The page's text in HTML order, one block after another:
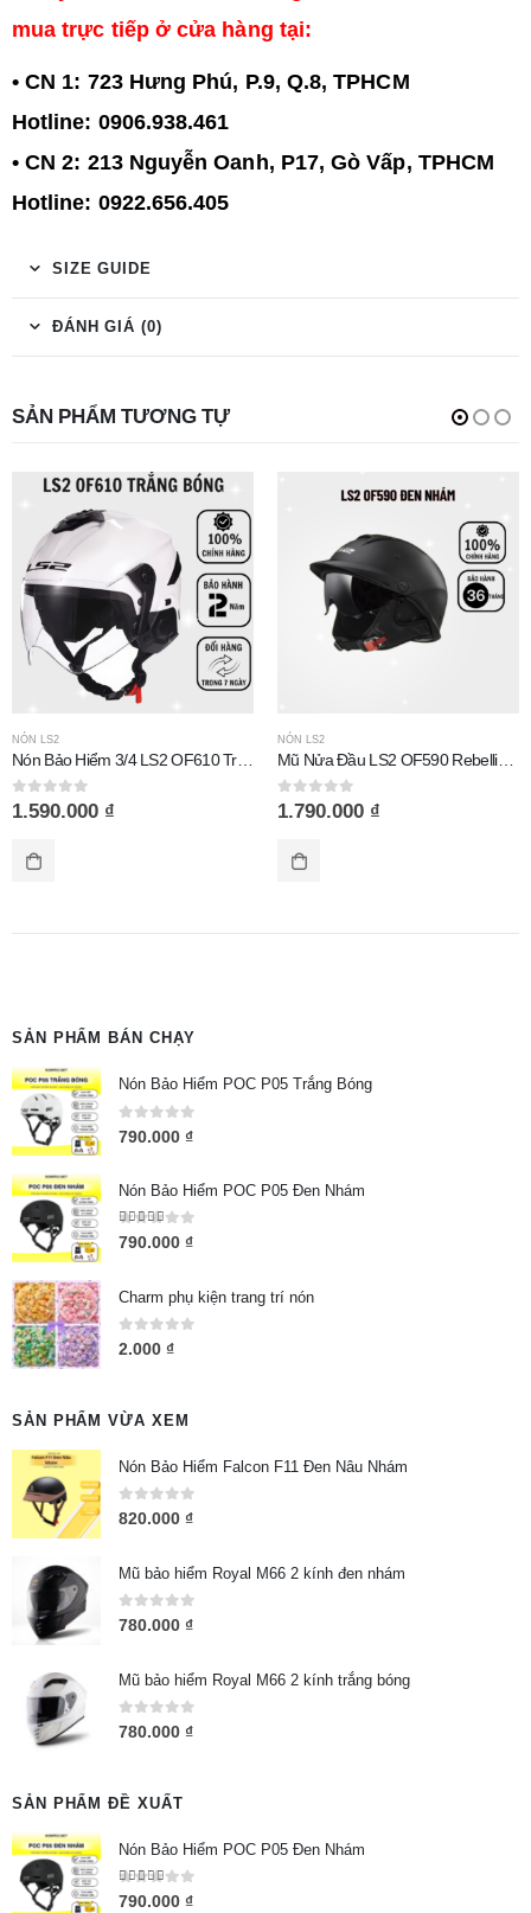
mua trực tiếp ở cửa hàng tại:
• CN 1: 723 Hưng Phú, P.9, Q.8, TPHCM
Hotline: 0906.938.461
• CN 2: 213 Nguyễn Oanh, P17, Gò Vấp, TPHCM
Hotline: 0922.656.405
SIZE GUIDE
ĐÁNH GIÁ (0)
SẢN PHẨM TƯƠNG TỰ
NÓN LS2
Nón Bảo Hiểm 3/4 LS2 OF610 Trắng Bóng
0 out of 5
1.590.000 ₫
NÓN LS2
Mũ Nửa Đầu LS2 OF590 Rebellion Đen Nhám
0 out of 5
1.790.000 ₫
SẢN PHẨM BÁN CHẠY
Nón Bảo Hiểm POC P05 Trắng Bóng
0out of 5
790.000 ₫
Nón Bảo Hiểm POC P05 Đen Nhám
5.00 out of 5
790.000 ₫
Charm phụ kiện trang trí nón
0 out of 5
2.000 ₫
SẢN PHẨM VỪA XEM
Nón Bảo Hiểm Falcon F11 Đen Nâu Nhám
0out of 5
820.000 ₫
Mũ bảo hiểm Royal M66 2 kính đen nhám
0out of 5
780.000 ₫
Mũ bảo hiểm Royal M66 2 kính trắng bóng
0out of 5
780.000 ₫
SẢN PHẨM ĐỀ XUẤT
Nón Bảo Hiểm POC P05 Đen Nhám
5.00 out of 5
790.000 ₫